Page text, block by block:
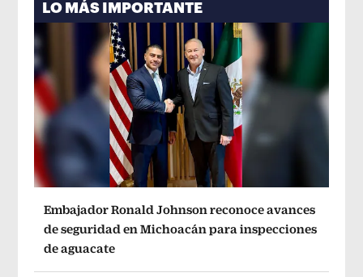
LO MÁS IMPORTANTE
Embajador Ronald Johnson reconoce avances
de seguridad en Michoacán para inspecciones
de aguacate